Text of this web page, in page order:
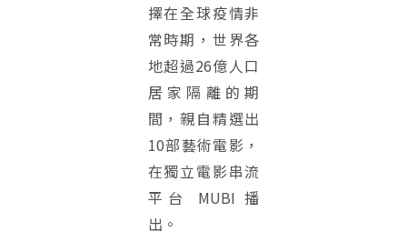
擇在全球疫情非
常時期，世界各
地超過26億人口
居家隔離的期
間，親自精選出
10部藝術電影，
在獨立電影串流
平台 MUBI 播
出。